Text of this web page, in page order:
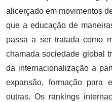
alicerçado em movimentos
que a educação de
passa a ser tratada como
chamada sociedade global
da internacionalização a
expansão, formação para
outras. Os rankings